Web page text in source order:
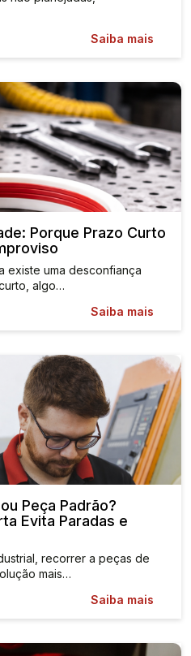
Saiba mais
Porque Prazo Curto
existe uma desconfiança
algo…
Saiba mais
Peça Padrão?
Evita Paradas e
recorrer a peças de
mais…
Saiba mais